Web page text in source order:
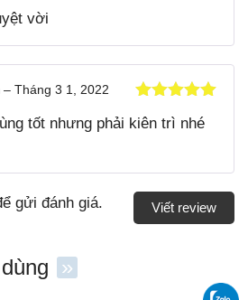
vời
hạng 55
– Tháng 3 1, 2022
tốt nhưng phải kiên trì nhé
Viết review
gửi đánh giá.
»